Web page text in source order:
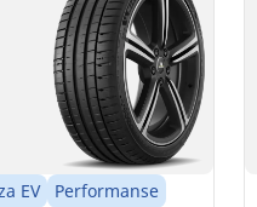
EV
Performanse